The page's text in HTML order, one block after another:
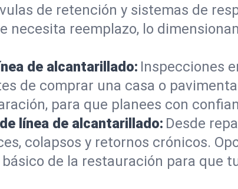
de retención y sistemas de
necesita reemplazo, lo
de alcantarillado: Inspecciones
de comprar una casa o
para que planees con
línea de alcantarillado: Desde
colapsos y retornos crónicos.
de la restauración para que